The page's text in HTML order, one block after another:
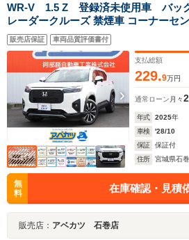
WR-V 1.5 Z 登録済未使用車 バッ
レーダークルーズ 禁煙車 コーナーセ
LEDヘッド オートハイビーム ETC 車
抑制 オートエアコン LEDフォグ
販売店保証 車両品質評価書付
支払総額
229.9万円
通常ローン 月々
年式 2025年
車検
'28/10
保証
保証付
住所
宮城県石
無
料
在庫確認・見積
販売店： アベカツ 石巻店